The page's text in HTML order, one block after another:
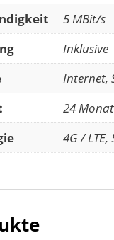
5 MBit/s
Inklusive
Internet,
24
4G / LTE,